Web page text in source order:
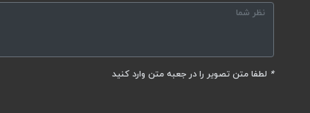
* لطفا متن تصویر را در جعبه متن وارد کنید